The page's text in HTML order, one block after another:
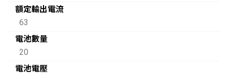
額定輸出電流
63
電池數量
20
電池電壓